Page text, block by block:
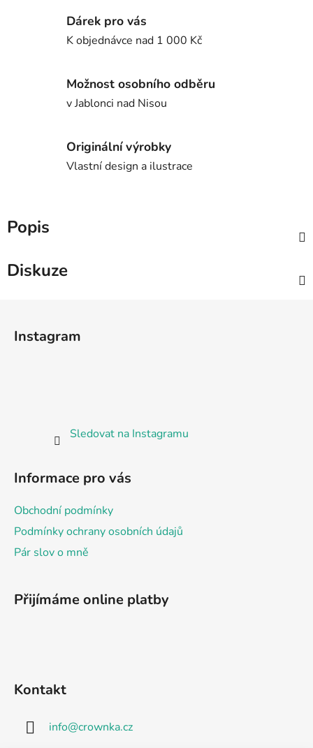
Dárek pro vás
K objednávce nad 1 000 Kč
Možnost osobního odběru
v Jablonci nad Nisou
Originální výrobky
Vlastní design a ilustrace
Popis
Diskuze
Instagram
Sledovat na Instagramu
Informace pro vás
Obchodní podmínky
Podmínky ochrany osobních údajů
Pár slov o mně
Přijímáme online platby
Kontakt
info@crownka.cz